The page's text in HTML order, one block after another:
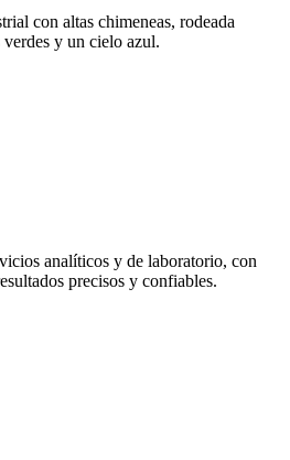
analíticos y de laboratorio, con
precisos y confiables.